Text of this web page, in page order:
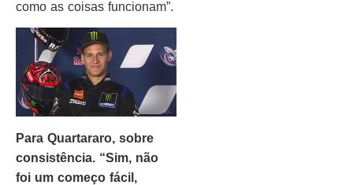
como as coisas funcionam”.
Para Quartararo, sobre
consistência. “Sim, não
foi um começo fácil,